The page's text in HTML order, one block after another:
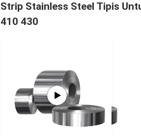
Strip Stainless Steel Tipis
410 430